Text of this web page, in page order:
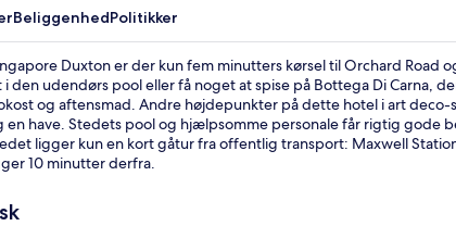
BeliggenhedPolitikker
Duxton er der kun fem minutters kørsel til Orchard Road
den udendørs pool eller få noget at spise på Bottega Di Carna,
og aftensmad. Andre højdepunkter på dette hotel i art
en have. Stedets pool og hjælpsomme personale får rigtig gode
ligger kun en kort gåtur fra offentlig transport: Maxwell
10 minutter derfra.